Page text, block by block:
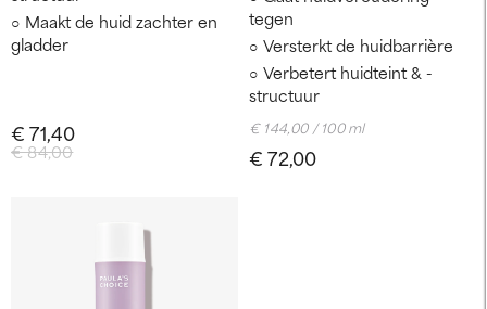
Maakt de huid zachter en
gladder
€ 84,00
€ 71,40
tegen
Versterkt de huidbarrière
Verbetert huidteint & -
structuur
€ 72,00
€ 144,00 / 100 ml